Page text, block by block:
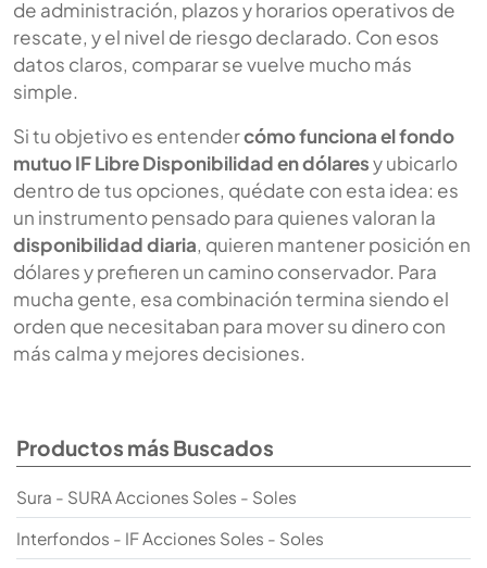
de administración, plazos y horarios operativos de
rescate, y el nivel de riesgo declarado. Con esos
datos claros, comparar se vuelve mucho más
simple.
Si tu objetivo es entendercómo funciona el fondo
mutuo IF Libre Disponibilidad en dólaresy ubicarlo
dentro de tus opciones, quédate con esta idea: es
un instrumento pensado para quienes valoran la
disponibilidad diaria, quieren mantener posición en
dólares y prefieren un camino conservador. Para
mucha gente, esa combinación termina siendo el
orden que necesitaban para mover su dinero con
más calma y mejores decisiones.
Productos más Buscados
Sura - SURA Acciones Soles - Soles
Interfondos - IF Acciones Soles - Soles